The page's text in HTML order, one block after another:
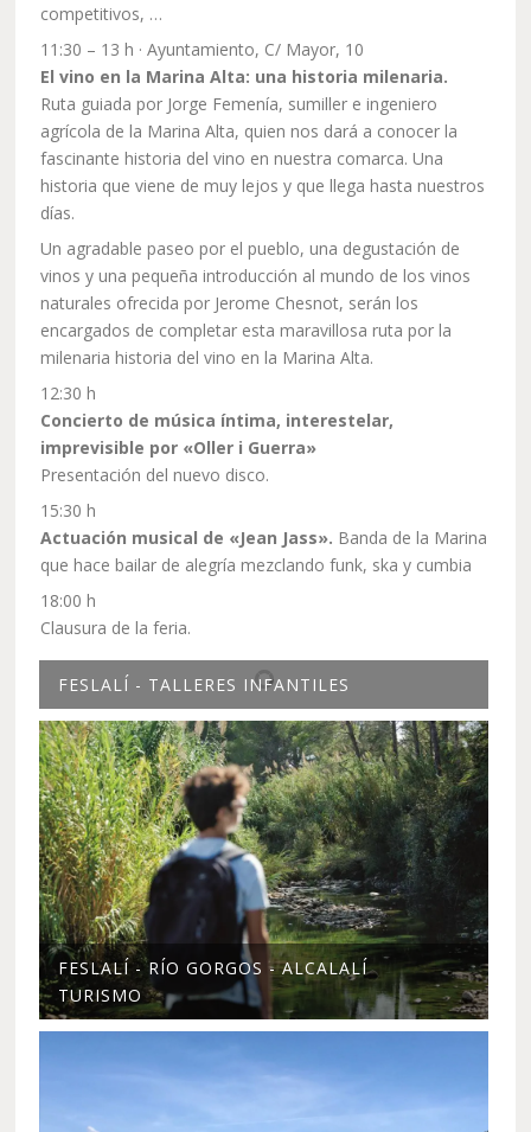
competitivos, …
11:30 – 13 h · Ayuntamiento, C/ Mayor, 10
El vino en la Marina Alta: una historia milenaria.
Ruta guiada por Jorge Femenía, sumiller e ingeniero
agrícola de la Marina Alta, quien nos dará a conocer la
fascinante historia del vino en nuestra comarca. Una
historia que viene de muy lejos y que llega hasta nuestros
días.
Un agradable paseo por el pueblo, una degustación de
vinos y una pequeña introducción al mundo de los vinos
naturales ofrecida por Jerome Chesnot, serán los
encargados de completar esta maravillosa ruta por la
milenaria historia del vino en la Marina Alta.
12:30 h
Concierto de música íntima, interestelar,
imprevisible por «Oller i Guerra»
Presentación del nuevo disco.
15:30 h
Actuación musical de «Jean Jass». Banda de la Marina
que hace bailar de alegría mezclando funk, ska y cumbia
18:00 h
Clausura de la feria.
FESLALÍ - TALLERES INFANTILES
FESLALÍ - RÍO GORGOS - ALCALALÍ
TURISMO